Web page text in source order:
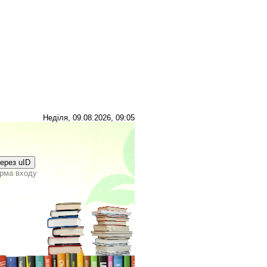
Неділя, 09.08.2026, 09:05
uID
входу